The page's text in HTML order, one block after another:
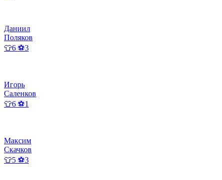
Даниил
Поляков
👕6 ⚽3
Игорь
Саленков
👕6 ⚽1
Максим
Скачков
👕5 ⚽3